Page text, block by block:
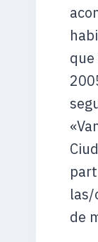
las/
de